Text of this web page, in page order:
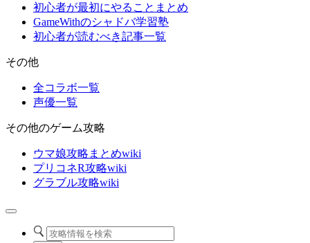
初心者が最初にやることまとめ
GameWithのシャドバ学習塾
初心者が読むべき記事一覧
その他
全コラボ一覧
声優一覧
その他のゲーム攻略
ウマ娘攻略まとめwiki
プリコネR攻略wiki
グラブル攻略wiki